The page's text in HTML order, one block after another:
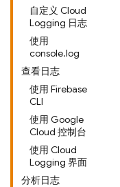
自定义 Cloud
Logging 日志
使用
console.log
查看日志
使用 Firebase
CLI
使用 Google
Cloud 控制台
使用 Cloud
Logging 界面
分析日志